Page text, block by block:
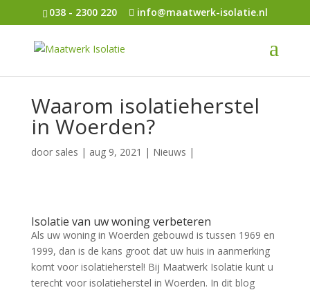
038 - 2300 220 info@maatwerk-isolatie.nl
Waarom isolatieherstel
in Woerden?
door sales | aug 9, 2021 | Nieuws |
Isolatie van uw woning verbeteren
Als uw woning in Woerden gebouwd is tussen 1969 en
1999, dan is de kans groot dat uw huis in aanmerking
komt voor isolatieherstel! Bij Maatwerk Isolatie kunt u
terecht voor isolatieherstel in Woerden. In dit blog